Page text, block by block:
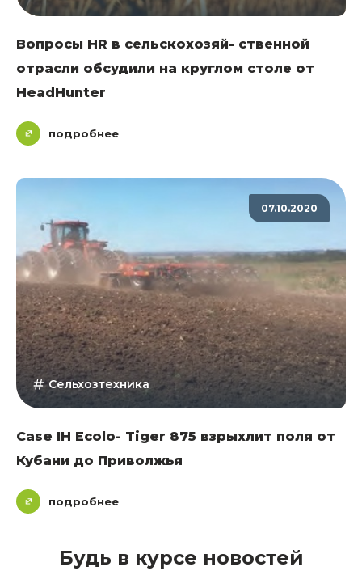
Вопросы HR в сельскохозяй- ственной
отрасли обсудили на круглом столе от
HeadHunter
подробнее
07.10.2020
Сельхозтехника
Сase IH Ecolo- Tiger 875 взрыхлит поля от
Кубани до Приволжья
подробнее
Будь в курсе новостей